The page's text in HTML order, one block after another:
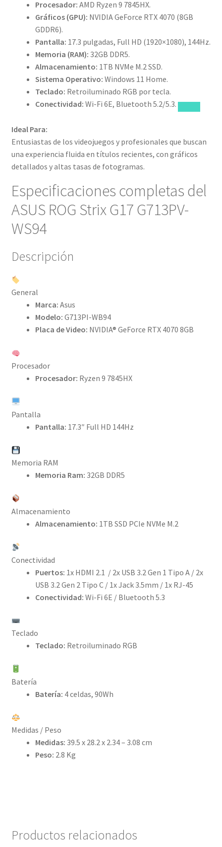
Procesador: AMD Ryzen 9 7845HX.
Gráficos (GPU): NVIDIA GeForce RTX 4070 (8GB
GDDR6).
Pantalla: 17.3 pulgadas, Full HD (1920×1080), 144Hz.
Memoria (RAM): 32GB DDR5.
Almacenamiento: 1TB NVMe M.2 SSD.
Sistema Operativo: Windows 11 Home.
Teclado: Retroiluminado RGB por tecla.
Conectividad: Wi-Fi 6E, Bluetooth 5.2/5.3.
Ideal Para:
Entusiastas de los videojuegos y profesionales que buscan
una experiencia fluida en títulos recientes, con gráficos
detallados y altas tasas de fotogramas.
Especificaciones completas del
ASUS ROG Strix G17 G713PV-
WS94
Descripción
General
Marca: Asus
Modelo: G713PI-WB94
Placa de Video: NVIDIA® GeForce RTX 4070 8GB
Procesador
Procesador: Ryzen 9 7845HX
Pantalla
Pantalla: 17.3″ Full HD 144Hz
Memoria RAM
Memoria Ram: 32GB DDR5
Almacenamiento
Almacenamiento: 1TB SSD PCIe NVMe M.2
Conectividad
Puertos: 1x HDMI 2.1 / 2x USB 3.2 Gen 1 Tipo A / 2x
USB 3.2 Gen 2 Tipo C / 1x Jack 3.5mm / 1x RJ-45
Conectividad: Wi-Fi 6E / Bluetooth 5.3
Teclado
Teclado: Retroiluminado RGB
Batería
Batería: 4 celdas, 90Wh
Medidas / Peso
Medidas: 39.5 x 28.2 x 2.34 – 3.08 cm
Peso: 2.8 Kg
Productos relacionados